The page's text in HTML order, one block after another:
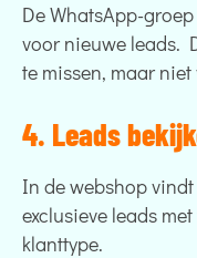
De WhatsApp-
voor nieuwe leads.
te missen, maar
4. Leads
In de webshop
exclusieve leads
klanttype.